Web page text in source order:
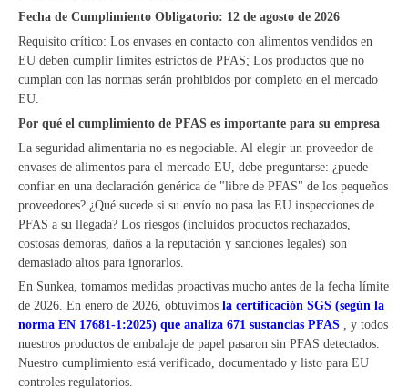
Fecha de Cumplimiento Obligatorio: 12 de agosto de 2026
Requisito crítico: Los envases en contacto con alimentos vendidos en
EU deben cumplir límites estrictos de PFAS; Los productos que no
cumplan con las normas serán prohibidos por completo en el mercado
EU.
Por qué el cumplimiento de PFAS es importante para su empresa
La seguridad alimentaria no es negociable. Al elegir un proveedor de
envases de alimentos para el mercado EU, debe preguntarse: ¿puede
confiar en una declaración genérica de "libre de PFAS" de los pequeños
proveedores? ¿Qué sucede si su envío no pasa las EU inspecciones de
PFAS a su llegada? Los riesgos (incluidos productos rechazados,
costosas demoras, daños a la reputación y sanciones legales) son
demasiado altos para ignorarlos.
En Sunkea, tomamos medidas proactivas mucho antes de la fecha límite
de 2026. En enero de 2026, obtuvimos la certificación SGS (según la
norma EN 17681-1:2025) que analiza 671 sustancias PFAS , y todos
nuestros productos de embalaje de papel pasaron sin PFAS detectados.
Nuestro cumplimiento está verificado, documentado y listo para EU
controles regulatorios.